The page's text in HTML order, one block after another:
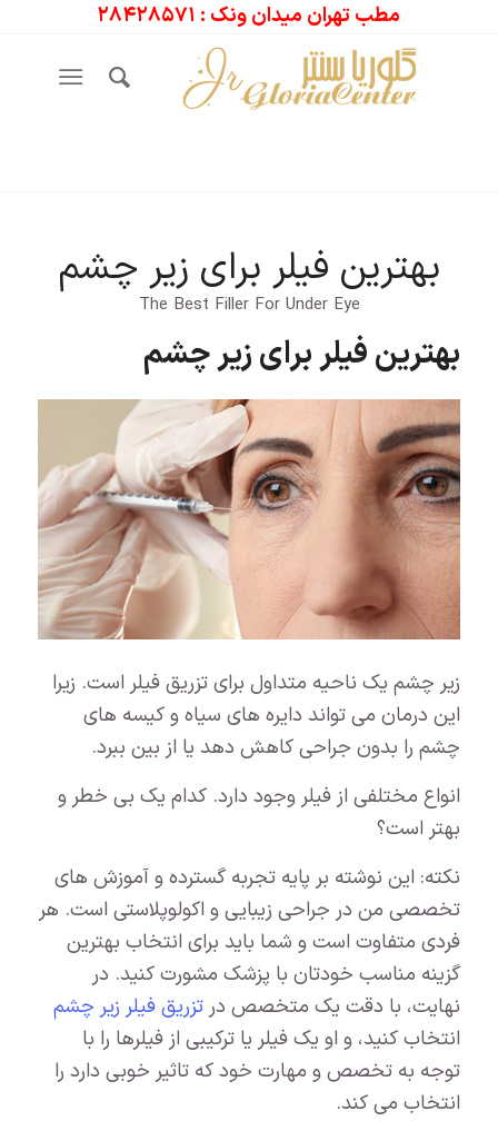
مطب تهران میدان ونک : ۲۸۴۲۸۵۷۱
بهترین فیلر برای زیر چشم
The Best Filler For Under Eye
بهترین فیلر برای زیر چشم
زیر چشم یک ناحیه متداول برای تزریق فیلر است. زیرا
این درمان می تواند دایره های سیاه و کیسه های
چشم را بدون جراحی کاهش دهد یا از بین ببرد.
انواع مختلفی از فیلر وجود دارد. کدام یک بی خطر و
بهتر است؟
نکته: این نوشته بر پایه تجربه گسترده و آموزش های
تخصصی من در جراحی زیبایی و اکولوپلاستی است. هر
فردی متفاوت است و شما باید برای انتخاب بهترین
گزینه مناسب خودتان با پزشک مشورت کنید. در
نهایت، با دقت یک متخصص درتزریق فیلر زیر چشم
انتخاب کنید، و او یک فیلر یا ترکیبی از فیلرها را با
توجه به تخصص و مهارت خود که تاثیر خوبی دارد را
انتخاب می کند.